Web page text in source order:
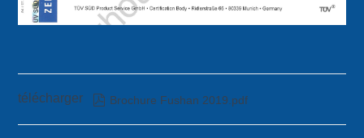
télécharger  Brochure Fushan 2019.pdf